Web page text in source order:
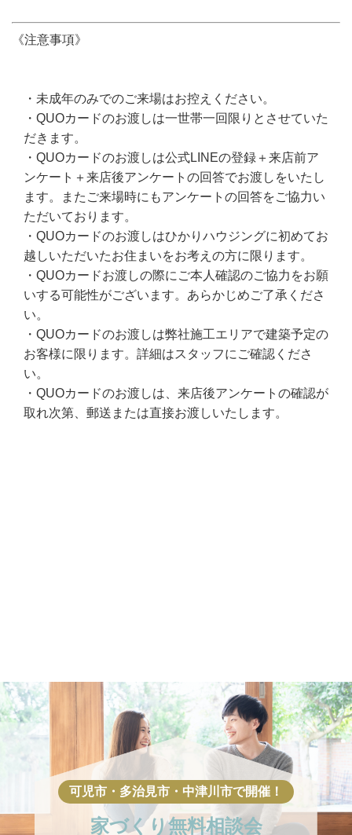
《注意事項》
・未成年のみでのご来場はお控えください。
・QUOカードのお渡しは一世帯一回限りとさせていた
だきます。
・QUOカードのお渡しは公式LINEの登録＋来店前ア
ンケート＋来店後アンケートの回答でお渡しをいたし
ます。またご来場時にもアンケートの回答をご協力い
ただいております。
・QUOカードのお渡しはひかりハウジングに初めてお
越しいただいたお住まいをお考えの方に限ります。
・QUOカードお渡しの際にご本人確認のご協力をお願
いする可能性がございます。あらかじめご了承くださ
い。
・QUOカードのお渡しは弊社施工エリアで建築予定の
お客様に限ります。詳細はスタッフにご確認くださ
い。
・QUOカードのお渡しは、来店後アンケートの確認が
取れ次第、郵送または直接お渡しいたします。
家づくり無料相談会